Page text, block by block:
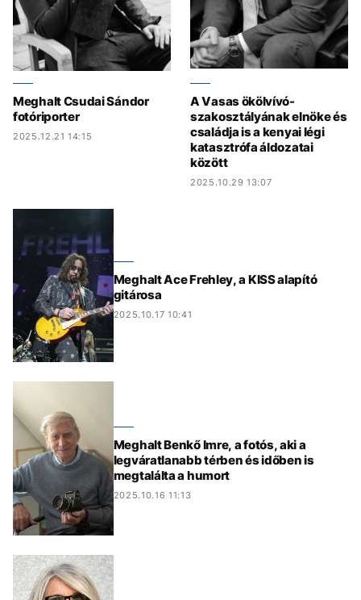
Meghalt Csudai Sándor
fotóriporter
2025.12.21 14:15
A Vasas ökölvívó-
szakosztályának elnöke és
családja is a kenyai légi
katasztrófa áldozatai
között
2025.10.29 13:07
Meghalt Ace Frehley, a KISS alapító
gitárosa
2025.10.17 10:41
Meghalt Benkő Imre, a fotós, aki a
legváratlanabb térben és időben is
megtalálta a humort
2025.10.16 11:13